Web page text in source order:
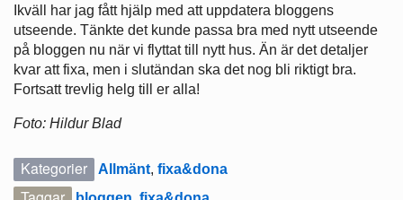
Ikväll har jag fått hjälp med att uppdatera bloggens
utseende. Tänkte det kunde passa bra med nytt utseende
på bloggen nu när vi flyttat till nytt hus. Än är det detaljer
kvar att fixa, men i slutändan ska det nog bli riktigt bra.
Fortsatt trevlig helg till er alla!
Foto: Hildur Blad
Kategorier Allmänt, fixa&dona